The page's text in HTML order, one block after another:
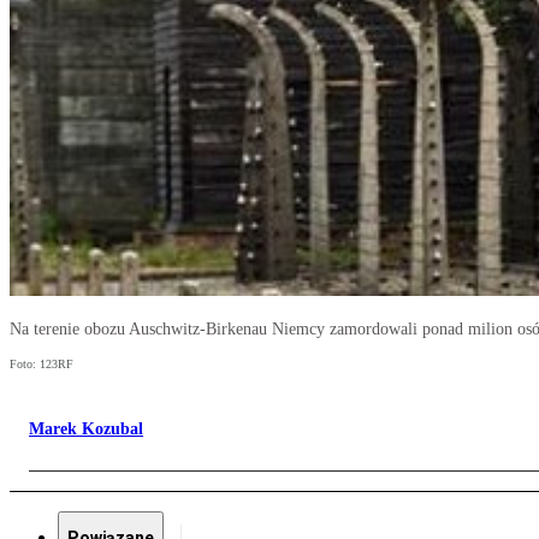
Na terenie obozu Auschwitz-Birkenau Niemcy zamordowali ponad milion
Foto: 123RF
Marek Kozubal